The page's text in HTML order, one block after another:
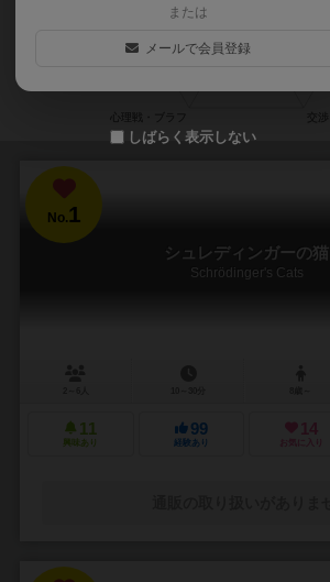
No.1
シュレディンガーの猫
Schrödinger's Cats
11
興味あり
99
経験あり
14
お気に入り
または
メールで会員登録
しばらく表示しない